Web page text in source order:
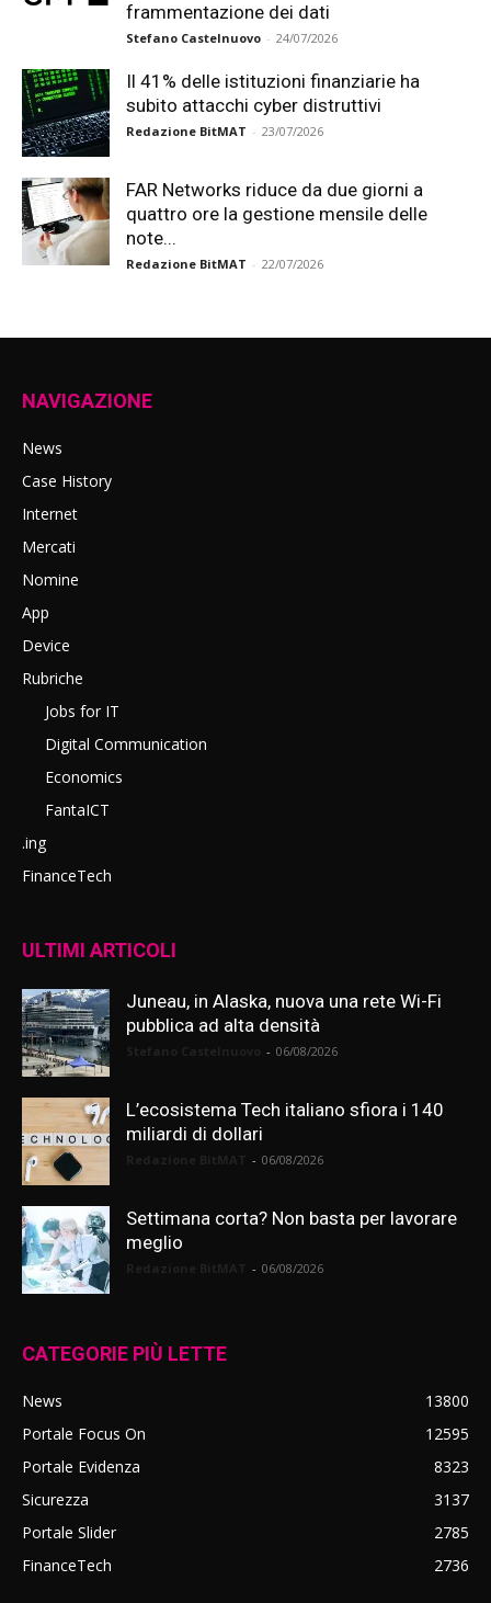
frammentazione dei dati
Stefano Castelnuovo - 24/07/2026
Il 41% delle istituzioni finanziarie ha
subito attacchi cyber distruttivi
Redazione BitMAT - 23/07/2026
FAR Networks riduce da due giorni a
quattro ore la gestione mensile delle
note...
Redazione BitMAT - 22/07/2026
NAVIGAZIONE
News
Case History
Internet
Mercati
Nomine
App
Device
Rubriche
Jobs for IT
Digital Communication
Economics
FantaICT
.ing
FinanceTech
ULTIMI ARTICOLI
Juneau, in Alaska, nuova una rete Wi-Fi
pubblica ad alta densità
- 06/08/2026
L’ecosistema Tech italiano sfiora i 140
miliardi di dollari
- 06/08/2026
Settimana corta? Non basta per lavorare
meglio
- 06/08/2026
CATEGORIE PIÙ LETTE
News
13800
Portale Focus On
12595
Portale Evidenza
8323
Sicurezza
3137
Portale Slider
2785
FinanceTech
2736